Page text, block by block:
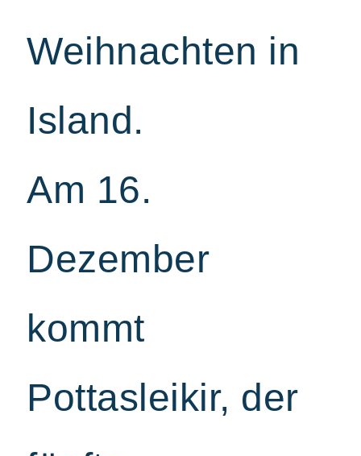
der
Kesselkratzer.
Weihnachten in
Island.
Am 16.
Dezember
kommt
Pottasleikir, der